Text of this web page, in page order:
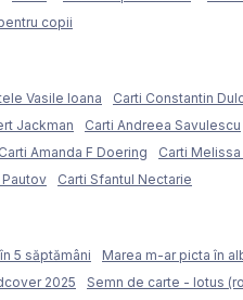
copii
Vasile Ioana Carti Constantin
Jackman Carti Andreea Savulescu
Carti Amanda F Doering Carti
Pautov Carti Sfantul Nectarie
5 săptămâni Marea m-ar picta în
2025 Semn de carte - lotus